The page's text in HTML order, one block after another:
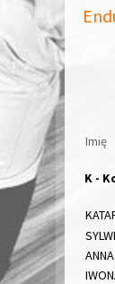
Imię
K -
ANNA